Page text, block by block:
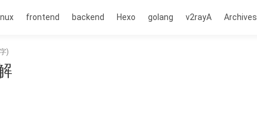
frontend backend Hexo golang v2rayA Archives
)